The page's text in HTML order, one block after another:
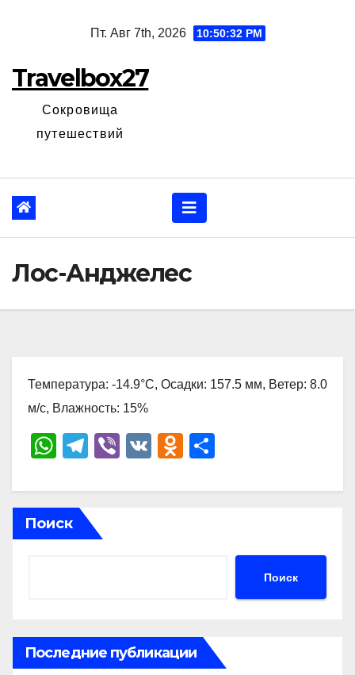
Пт. Авг 7th, 2026 10:50:33 PM
Travelbox27
Сокровища
путешествий
Лос-Анджелес
Температура: -14.9°C, Осадки: 157.5 мм, Ветер: 8.0
м/с, Влажность: 15%
W
at
s
A
T
e
gr
a
Vi
er
V
O
n
ki
р
ть
Поиск
Поиск
Последние публикации